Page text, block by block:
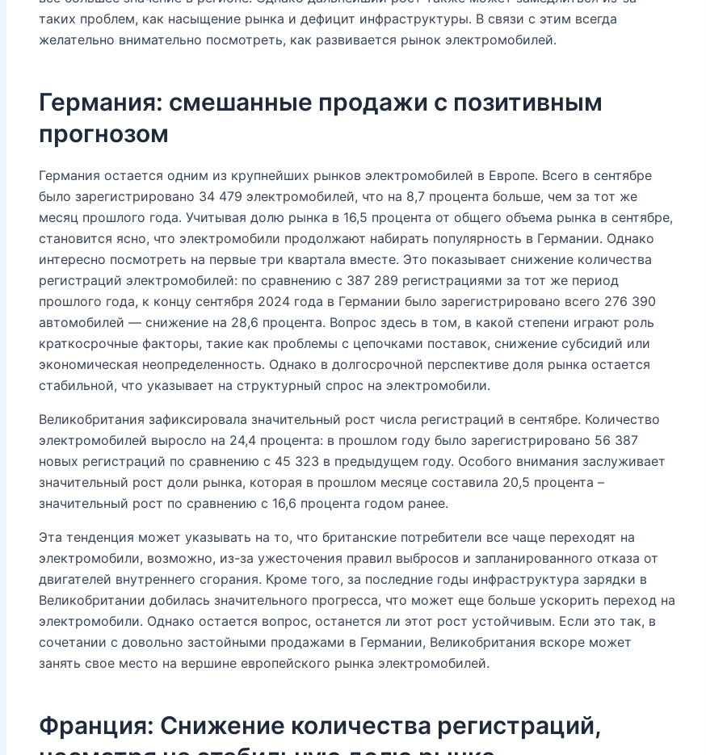
таких проблем, как насыщение рынка и дефицит инфраструктуры. В связи с этим всегда
желательно внимательно посмотреть, как развивается рынок электромобилей.
Германия: смешанные продажи с позитивным
прогнозом
Германия остается одним из крупнейших рынков электромобилей в Европе. Всего в сентябре
было зарегистрировано 34 479 электромобилей, что на 8,7 процента больше, чем за тот же
месяц прошлого года. Учитывая долю рынка в 16,5 процента от общего объема рынка в сентябре,
становится ясно, что электромобили продолжают набирать популярность в Германии. Однако
интересно посмотреть на первые три квартала вместе. Это показывает снижение количества
регистраций электромобилей: по сравнению с 387 289 регистрациями за тот же период
прошлого года, к концу сентября 2024 года в Германии было зарегистрировано всего 276 390
автомобилей — снижение на 28,6 процента. Вопрос здесь в том, в какой степени играют роль
краткосрочные факторы, такие как проблемы с цепочками поставок, снижение субсидий или
экономическая неопределенность. Однако в долгосрочной перспективе доля рынка остается
стабильной, что указывает на структурный спрос на электромобили.
Великобритания зафиксировала значительный рост числа регистраций в сентябре. Количество
электромобилей выросло на 24,4 процента: в прошлом году было зарегистрировано 56 387
новых регистраций по сравнению с 45 323 в предыдущем году. Особого внимания заслуживает
значительный рост доли рынка, которая в прошлом месяце составила 20,5 процента –
значительный рост по сравнению с 16,6 процента годом ранее.
Эта тенденция может указывать на то, что британские потребители все чаще переходят на
электромобили, возможно, из-за ужесточения правил выбросов и запланированного отказа от
двигателей внутреннего сгорания. Кроме того, за последние годы инфраструктура зарядки в
Великобритании добилась значительного прогресса, что может еще больше ускорить переход на
электромобили. Однако остается вопрос, останется ли этот рост устойчивым. Если это так, в
сочетании с довольно застойными продажами в Германии, Великобритания вскоре может
занять свое место на вершине европейского рынка электромобилей.
Франция: Снижение количества регистраций,